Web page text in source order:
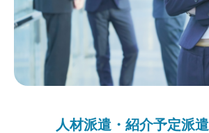
人材派遣・紹介予定派遣